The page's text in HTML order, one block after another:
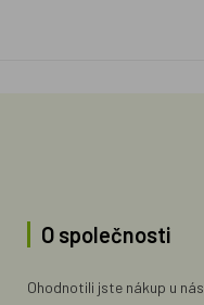
O společnosti
Ohodnotili jste nákup u nás